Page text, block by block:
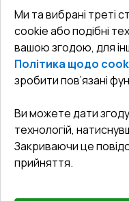
Блог
Адреса гіпермаркета
Як правильно
Доставка і Оплата
Гарантія та Сервіс
Повернення товару
Договір публічної
КОНТАКТИ
Офіс:Україна, м.
undefined(undefined)
Ми та вибрані треті
cookie або подібні
вашою згодою, для
Політика щодо
зробити пов’язані
Ви можете дати
технологій,
Закриваючи це
прийняття.